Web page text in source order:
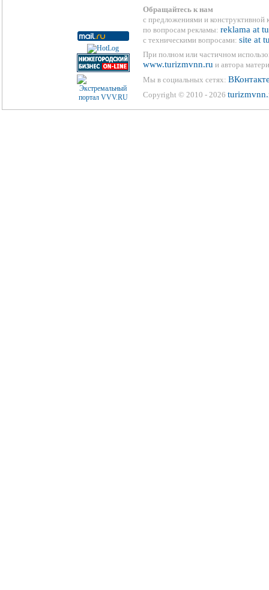
Обращайтесь к нам
с предложениями и конструктивной
по вопросам рекламы: reklama at
с техническими вопросами: site at
При полном или частичном
www.turizmvnn.ru и автора
Мы в социальных сетях:
Copyright © 2010 - 2026